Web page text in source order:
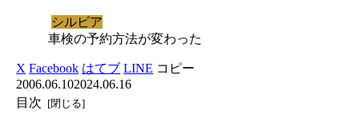
シルビア
車検の予約方法が変わった
X Facebook はてブ LINE コピー
2006.06.102024.06.16
目次